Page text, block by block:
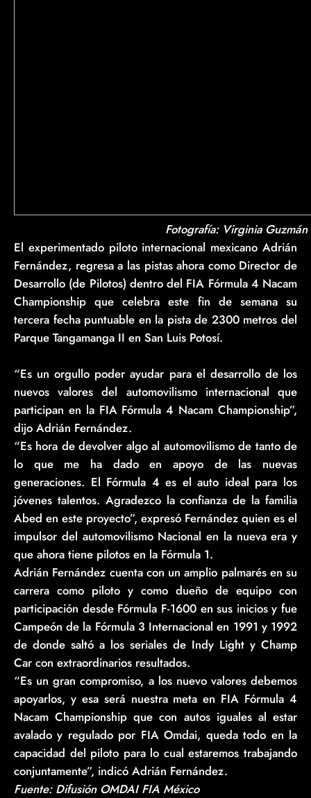
Fotografía: Virginia Guzmán
El experimentado piloto internacional mexicano Adrián
Fernández, regresa a las pistas ahora como Director de
Desarrollo (de Pilotos) dentro del FIA Fórmula 4 Nacam
Championship que celebra este fin de semana su
tercera fecha puntuable en la pista de 2300 metros del
Parque Tangamanga II en San Luis Potosí.
“Es un orgullo poder ayudar para el desarrollo de los
nuevos valores del automovilismo internacional que
participan en la FIA Fórmula 4 Nacam Championship”,
dijo Adrián Fernández.
“Es hora de devolver algo al automovilismo de tanto de
lo que me ha dado en apoyo de las nuevas
generaciones. El Fórmula 4 es el auto ideal para los
jóvenes talentos. Agradezco la confianza de la familia
Abed en este proyecto”, expresó Fernández quien es el
impulsor del automovilismo Nacional en la nueva era y
que ahora tiene pilotos en la Fórmula 1.
Adrián Fernández cuenta con un amplio palmarés en su
carrera como piloto y como dueño de equipo con
participación desde Fórmula F-1600 en sus inicios y fue
Campeón de la Fórmula 3 Internacional en 1991 y 1992
de donde saltó a los seriales de Indy Light y Champ
Car con extraordinarios resultados.
“Es un gran compromiso, a los nuevo valores debemos
apoyarlos, y esa será nuestra meta en FIA Fórmula 4
Nacam Championship que con autos iguales al estar
avalado y regulado por FIA Omdai, queda todo en la
capacidad del piloto para lo cual estaremos trabajando
conjuntamente”, indicó Adrián Fernández.
Fuente: Difusión OMDAI FIA México